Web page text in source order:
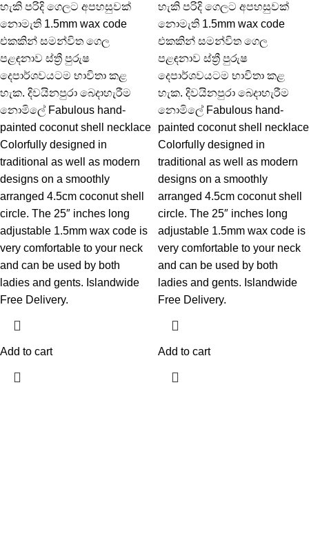
හැකි පරිදි ගෙලට අපහසුවක්
නොමැති 1.5mm wax code
එකකින් සමන්විත ගෙල
පළඳනාව ස්ත්‍රී පුරුෂ
දෙපාර්ශවයටම භාවිතා කළ
හැක. දිවයිනපුරා බෙදාහැරීම
නොමිලේ Fabulous hand-
painted coconut shell necklace
Colorfully designed in
traditional as well as modern
designs on a smoothly
arranged 4.5cm coconut shell
circle. The 25″ inches long
adjustable 1.5mm wax code is
very comfortable to your neck
and can be used by both
ladies and gents. Islandwide
Free Delivery.
Add to cart
හැකි පරිදි ගෙලට අපහසුවක්
නොමැති 1.5mm wax code
එකකින් සමන්විත ගෙල
පළඳනාව ස්ත්‍රී පුරුෂ
දෙපාර්ශවයටම භාවිතා කළ
හැක. දිවයිනපුරා බෙදාහැරීම
නොමිලේ Fabulous hand-
painted coconut shell necklace
Colorfully designed in
traditional as well as modern
designs on a smoothly
arranged 4.5cm coconut shell
circle. The 25″ inches long
adjustable 1.5mm wax code is
very comfortable to your neck
and can be used by both
ladies and gents. Islandwide
Free Delivery.
Add to cart